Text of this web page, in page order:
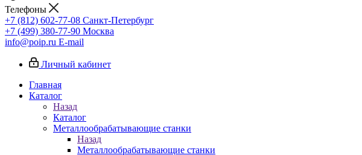
Телефоны
+7 (812) 602-77-08 Санкт-Петербург
+7 (499) 380-77-90 Москва
info@poip.ru E-mail
Личный кабинет
Главная
Каталог
Назад
Каталог
Металлообрабатывающие станки
Назад
Металлообрабатывающие станки